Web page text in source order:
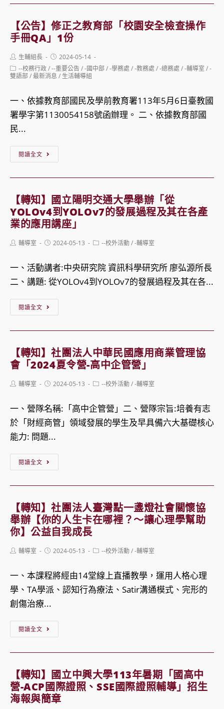
動
資
訊
弘
光
科
大
學
113
年
臺
中
市
府
勞
工
局
少
年
職
業
探
營-
「法
式
點
暨
意
飲
品
製
培
訓
【公告】修正之教育部「校園安全檢查操作
手冊QA」1份
Post
author:
生輔組長
Post
published:
2024-05-14
Post
category:
--校務行政/--重要公告/-國中部/-學務處 /-教務處 /-總務處 /-輔導室 /-
雙語部/最新消息 / 生活輔導組
一、依據教育部國民及學前教育署113年5月6日臺教國
署學字第1130054158號函辦理。 二、依據教育部國
民...
閱讀全文
修
正
之
教
「校
園
查
操
作
QA」
1
【轉知】國立陽明交通大學舉辦「從
YOLOv4到YOLOv7的發展過程及其在各產
業的應用講座」
Post輔導室
Post2024-05-13
Post--校外活動/-輔導室
一、活動講者:中央研究院 資訊科學研究所 廖弘源所長
二、講題: 從YOLOv4到YOLOv7的發展過程及其在各...
閱讀全文
國
立
陽
交
通
大
「從
YOLOv4
到
YOLOv7
的
過
程
產
業
的
應
【轉知】社團法人中華民國應用商業管理協
會「2024夏令營-高中企管營」
Post輔導室
Post2024-05-13
Post--校外活動/-輔導室
一、營隊名稱:「高中企管營」二、營隊宗旨:培養有志
於「財經商管」領域發展的學生及早具備六大基礎核心
能力: 問題...
閱讀全文
社
團
法
人
民
國
管
理
協
會
【轉知】社團法人臺灣點一盞燈社會關懷協
舉辦【你的人生卡在哪裡？〜讓心理學幫助
你】公益自我成長
Post輔導室
Post2024-05-13
Post--校外活動/-輔導室
一、本課程將經由14堂線上直播教學，運用人格心理
學、TA學派、認知行為療法、Satir溝通模式、完形的
創傷治療...
閱讀全文
社
團
法
人
【轉知】國立中興大學113年暑期「國高中
營-ACP國際證照、SSE國際證照輔導」招生
海報與簡章